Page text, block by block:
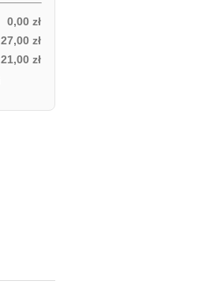
0,00 zł
27,00 zł
21,00 zł